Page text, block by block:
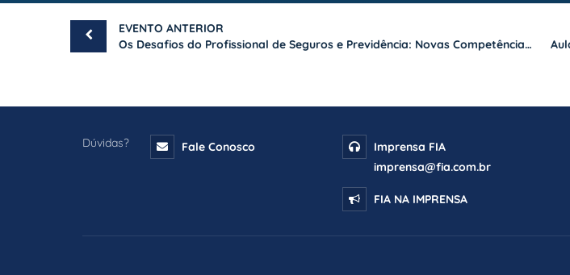
EVENTO ANTERIOR
Os Desafios do Profissional de Seguros e Previdência: Novas Competências para um Mercado em Transformação
Dúvidas? Fale Conosco
Imprensa FIA
imprensa@fia.com.br
FIA NA IMPRENSA